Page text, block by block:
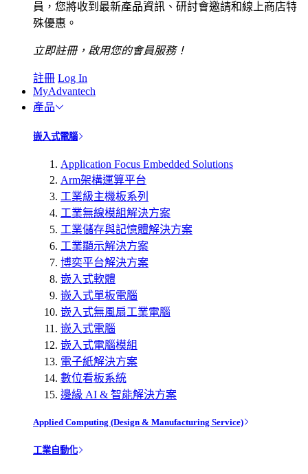
員，您將收到最新產品資訊、研討會邀請和線上商店特
殊優惠。
立即註冊，啟用您的會員服務！
註冊 Log In
MyAdvantech
產品
嵌入式電腦
Application Focus Embedded Solutions
Arm架構運算平台
工業級主機板系列
工業無線模組解決方案
工業儲存與記憶體解決方案
工業顯示解決方案
博奕平台解決方案
嵌入式軟體
嵌入式單板電腦
嵌入式無風扇工業電腦
嵌入式電腦
嵌入式電腦模組
電子紙解決方案
數位看板系統
邊緣 AI & 智能解決方案
Applied Computing (Design & Manufacturing Service)
工業自動化